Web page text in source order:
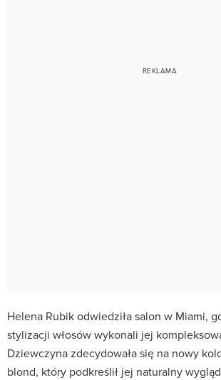
Helena Rubik odwiedziła salon w Miami,
stylizacji włosów wykonali jej
Dziewczyna zdecydowała się na nowy
blond, który podkreślił jej naturalny